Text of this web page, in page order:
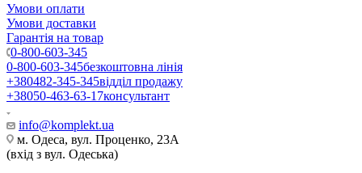
Умови оплати
Умови доставки
Гарантія на товар
0-800-603-345
0-800-603-345безкоштовна лінія
+380482-345-345відділ продажу
+38050-463-63-17консультант
info@komplekt.ua
м. Одеса, вул. Проценко, 23А
(вхід з вул. Одеська)